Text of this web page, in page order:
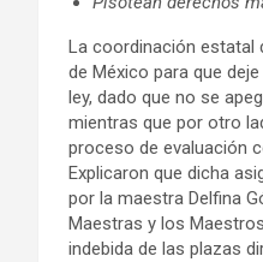
La coordinación estatal
de México para que
ley, dado que no se
mientras que por otro
proceso de evaluación
Explicaron que dicha
por la maestra Delfina
Maestras y los
indebida de las plazas